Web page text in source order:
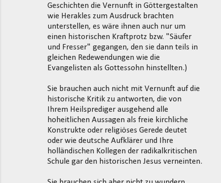
Geschichten die Vernunft in Göttergestalten
wie Herakles zum Ausdruck brachten
unterstellen, es wäre ihnen auch nur um
einen historischen Kraftprotz bzw. "Säufer
und Fresser" gegangen, den sie dann teils in
gleichen Redewendungen wie die
Evangelisten als Gottessohn hinstellten.)
Sie brauchen auch nicht mit Vernunft auf die
historische Kritik zu antworten, die von
Ihrem Heilsprediger ausgehend alle
hoheitlichen Aussagen als freie kirchliche
Konstrukte oder religiöses Gerede deutet
oder wie deutsche Aufklärer und Ihre
holländischen Kollegen der radikalkritischen
Schule gar den historischen Jesus verneinten.